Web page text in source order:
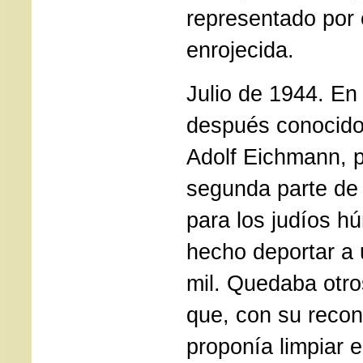
representado por
enrojecida.
Julio de 1944.
después
Adolf Eichmann,
segunda parte
para los judíos
hecho deportar a
mil. Quedaba
que, con su
proponía limpiar